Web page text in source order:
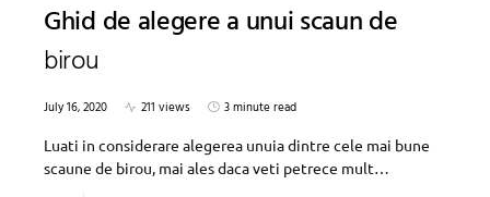
Ghid de alegere a unui scaun de
birou
July 16, 2020 211 views
3 minute read
Luati in considerare alegerea unuia dintre cele mai bune
scaune de birou, mai ales daca veti petrece mult…